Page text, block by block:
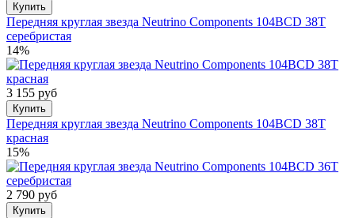
Купить
Передняя круглая звезда Neutrino Components 104BCD 38T
серебристая
14%
3 155 руб
Купить
Передняя круглая звезда Neutrino Components 104BCD 38T
красная
15%
2 790 руб
Купить